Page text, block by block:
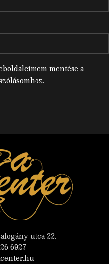
mentése a
utca 22.
6927